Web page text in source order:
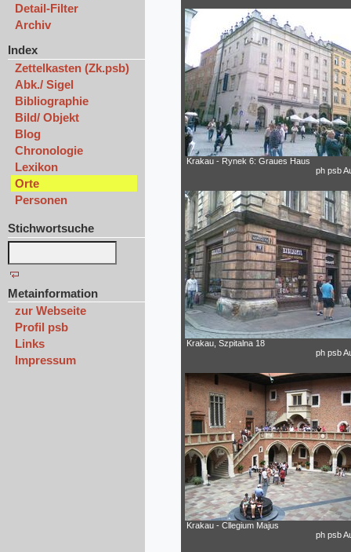
Detail-Filter
Archiv
Index
Zettelkasten (Zk.psb)
Abk./ Sigel
Bibliographie
Bild/ Objekt
Blog
Chronologie
Lexikon
Orte
Personen
Stichwortsuche
Metainformation
zur Webseite
Profil psb
Links
Impressum
Krakau - Rynek 6: Graues Haus
ph psb
Krakau, Szpitalna 18
ph psb
Krakau - Cllegium Majus
ph psb